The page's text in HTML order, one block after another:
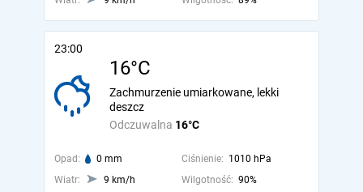
23:00
16°C
Odczuwalna 16°C
Zachmurzenie umiarkowane, lekki
deszcz
Opad: 0 mm Ciśnienie: 1010 hPa
Wiatr:
9 km/h Wilgotność: 90%